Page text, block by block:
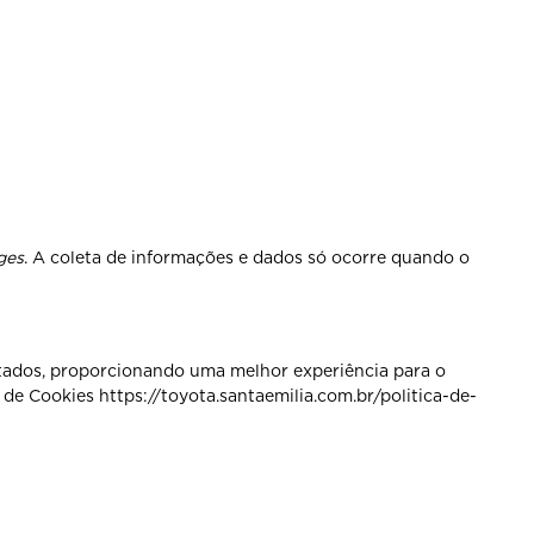
. A coleta de informações e dados só ocorre quando o
proporcionando uma melhor experiência para o
de Cookies https://toyota.santaemilia.com.br/politica-de-